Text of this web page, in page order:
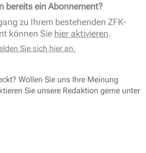
bereits ein Abonnement?
zu Ihrem bestehenden ZFK-
können Sie hier aktivieren.
Sie sich hier an.
Wollen Sie uns Ihre Meinung
Sie unsere Redaktion gerne unter